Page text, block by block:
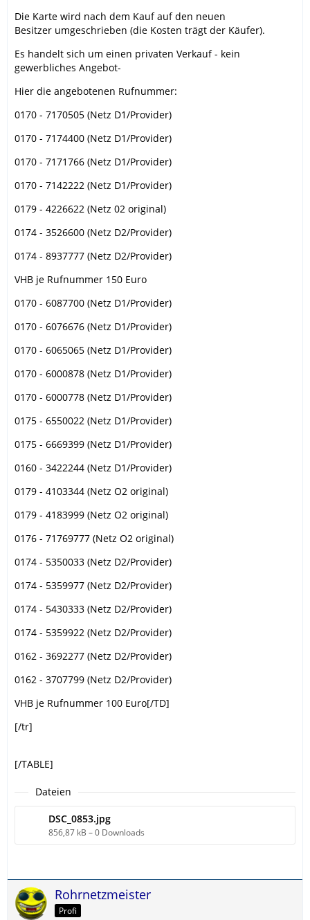
Die Karte wird nach dem Kauf auf den neuen
Besitzer umgeschrieben (die Kosten trägt der Käufer).
Es handelt sich um einen privaten Verkauf - kein
gewerbliches Angebot-
Hier die angebotenen Rufnummer:
0170 - 7170505 (Netz D1/Provider)
0170 - 7174400 (Netz D1/Provider)
0170 - 7171766 (Netz D1/Provider)
0170 - 7142222 (Netz D1/Provider)
0179 - 4226622 (Netz 02 original)
0174 - 3526600 (Netz D2/Provider)
0174 - 8937777 (Netz D2/Provider)
VHB je Rufnummer 150 Euro
0170 - 6087700 (Netz D1/Provider)
0170 - 6076676 (Netz D1/Provider)
0170 - 6065065 (Netz D1/Provider)
0170 - 6000878 (Netz D1/Provider)
0170 - 6000778 (Netz D1/Provider)
0175 - 6550022 (Netz D1/Provider)
0175 - 6669399 (Netz D1/Provider)
0160 - 3422244 (Netz D1/Provider)
0179 - 4103344 (Netz O2 original)
0179 - 4183999 (Netz O2 original)
0176 - 71769777 (Netz O2 original)
0174 - 5350033 (Netz D2/Provider)
0174 - 5359977 (Netz D2/Provider)
0174 - 5430333 (Netz D2/Provider)
0174 - 5359922 (Netz D2/Provider)
0162 - 3692277 (Netz D2/Provider)
0162 - 3707799 (Netz D2/Provider)
VHB je Rufnummer 100 Euro[/TD]
[/tr]
[/TABLE]
Dateien
DSC_0853.jpg
856,87 kB – 0 Downloads
Rohrnetzmeister
Profi